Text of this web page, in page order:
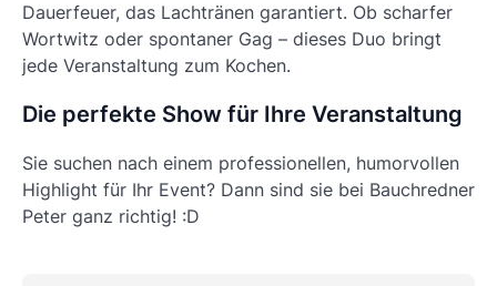
Dauerfeuer, das Lachtränen garantiert. Ob scharfer
Wortwitz oder spontaner Gag – dieses Duo bringt
jede Veranstaltung zum Kochen.
Die perfekte Show für Ihre Veranstaltung
Sie suchen nach einem professionellen, humorvollen
Highlight für Ihr Event? Dann sind sie bei Bauchredner
Peter ganz richtig! :D